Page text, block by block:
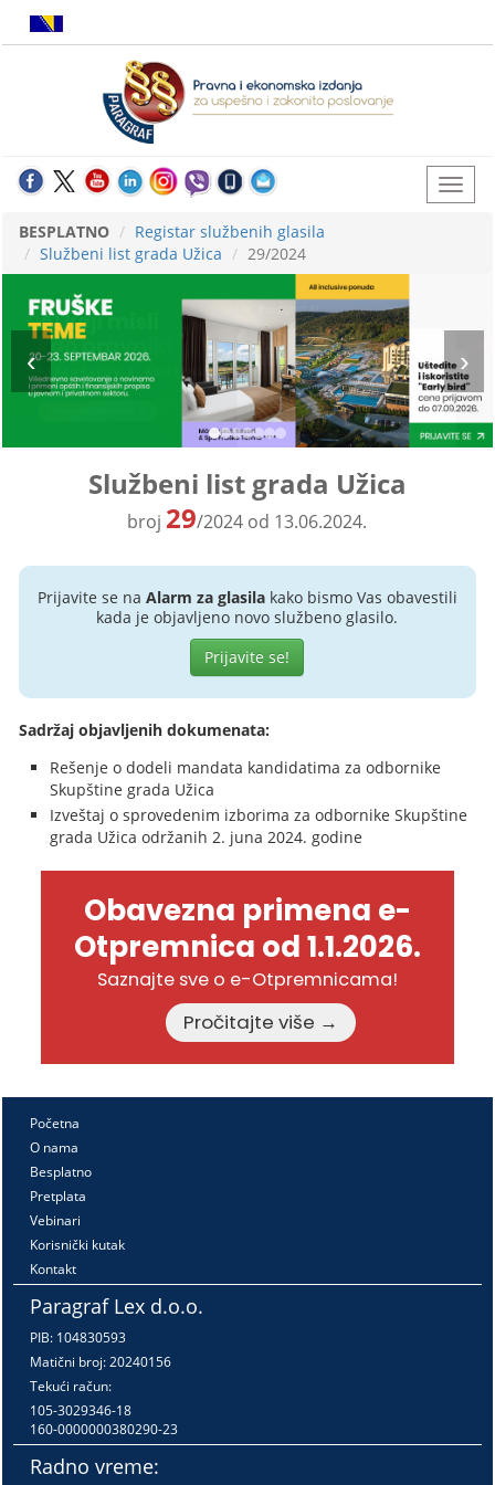
BESPLATNO
Registar službenih glasila
Službeni list grada Užica
29/2024
Službeni list grada Užica
broj 29/2024 od 13.06.2024.
Prijavite se na Alarm za glasilakako bismo Vas obavestili
kada je objavljeno novo službeno glasilo.
Prijavite se!
Sadržaj objavljenih dokumenata:
Rešenje o dodeli mandata kandidatima za odbornike
Skupštine grada Užica
Izveštaj o sprovedenim izborima za odbornike Skupštine
grada Užica održanih 2. juna 2024. godine
Obavezna primena e-
Otpremnica od 1.1.2026.
Saznajte sve o e-Otpremnicama!
Pročitajte više →
Početna
O nama
Besplatno
Pretplata
Vebinari
Korisnički kutak
Kontakt
Paragraf Lex d.o.o.
PIB: 104830593
Matični broj: 20240156
Tekući račun:
105-3029346-18
160-0000000380290-23
Radno vreme: